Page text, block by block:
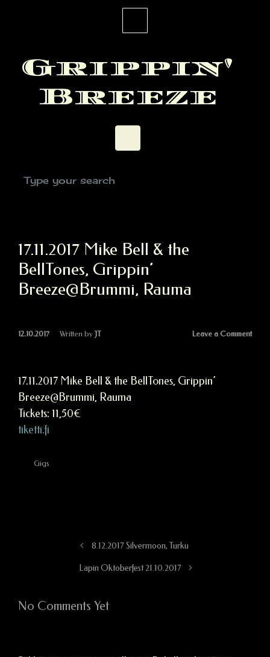
Grippin'
Breeze
17.11.2017 Mike Bell & the
BellTones, Grippin’
Breeze@Brummi, Rauma
12.10.2017 Written by JT Leave a Comment
17.11.2017 Mike Bell & the BellTones, Grippin’
Breeze@Brummi, Rauma
Tickets: 11,50€
tiketti.fi
Gigs
8.12.2017 Silvermoon, Turku
Lapin Oktoberfest 21.10.2017
No Comments Yet